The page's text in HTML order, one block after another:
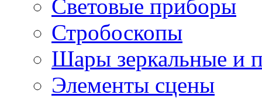
Световые приборы
Стробоскопы
Шары зеркальные и
Элементы сцены